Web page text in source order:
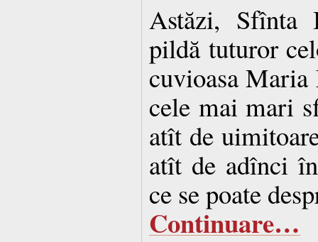
Astăzi, Sfînta
pildă tuturor
cuvioasa Maria
cele mai mari
atît de
atît de adînci
ce se poate
Continuare…